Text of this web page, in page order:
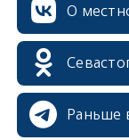
О
Раньше